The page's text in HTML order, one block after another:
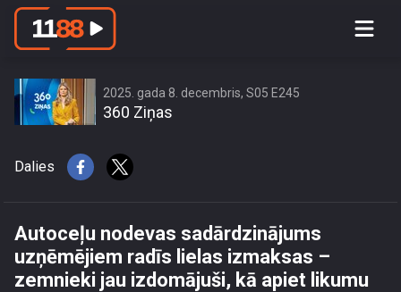
Autoceļu nodevas sadārdzinājums
uzņēmējiem radīs lielas izmaksas –
likumu
2025. gada 8. decembris, S05 E245
360 Ziņas
Dalies
Autoceļu nodevas sadārdzinājums
uzņēmējiem radīs lielas izmaksas –
zemnieki jau izdomājuši, kā apiet likumu